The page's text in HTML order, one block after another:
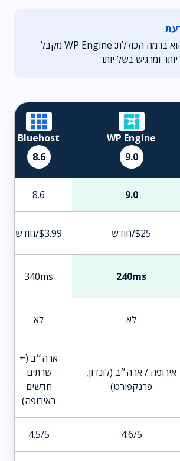
הפער המרכזי הוא ברמה הכוללת: WP Engine מקבל
יותר ומרגיש בשל יותר.
WP Engine
9.0
Bluehost
8.6
9.0
8.6
$25/חודש $3.99/חודש
240ms
340ms
לא לא
אירופה / ארה״ב (לונדון,
פרנקפורט)
ארה״ב (+
שרתים
חדשים
באירופה)
4.6/5
4.5/5